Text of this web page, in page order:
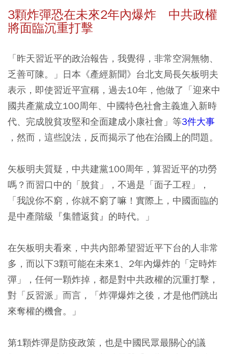
3顆炸彈恐在未來2年內爆炸 中共政權
將面臨沉重打擊
「昨天習近平的政治報告，我覺得，非常空洞無物、
乏善可陳。」日本《產經新聞》台北支局長矢板明夫
表示，即使習近平宣稱，過去10年，他做了「迎來中
國共產黨成立100周年、中國特色社會主義進入新時
代、完成脫貧攻堅和全面建成小康社會」等3件大事
，然而，這些說法，反而揭示了他在治國上的問題。
矢板明夫質疑， 中共建黨100周年，算習近平的功勞
嗎？而習口中的「脫貧」，不過是「面子工程」，
「我說你不窮，你就不窮了嘛！實際上，中國面臨的
是中產階級『集體返貧』的時代。」
在矢板明夫看來，中共內部希望習近平下台的人非常
多，而以下3顆可能在未來1、2年內爆炸的「定時炸
彈」，任何一顆炸掉，都是對中共政權的沉重打擊，
對「反習派」而言，
「炸彈爆炸之後，才是他們跳出
來奪權的機會。」
第1顆炸彈是防疫政策，也是中國民眾最關心的議